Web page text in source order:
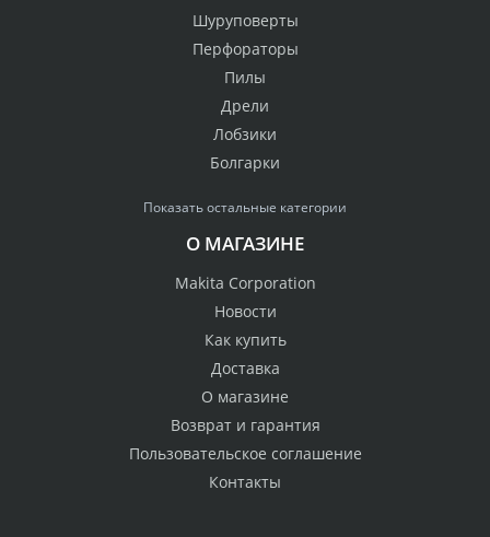
Шуруповерты
Перфораторы
Пилы
Дрели
Лобзики
Болгарки
Показать остальные категории
О МАГАЗИНЕ
Makita Corporation
Новости
Как купить
Доставка
О магазине
Возврат и гарантия
Пользовательское соглашение
Контакты